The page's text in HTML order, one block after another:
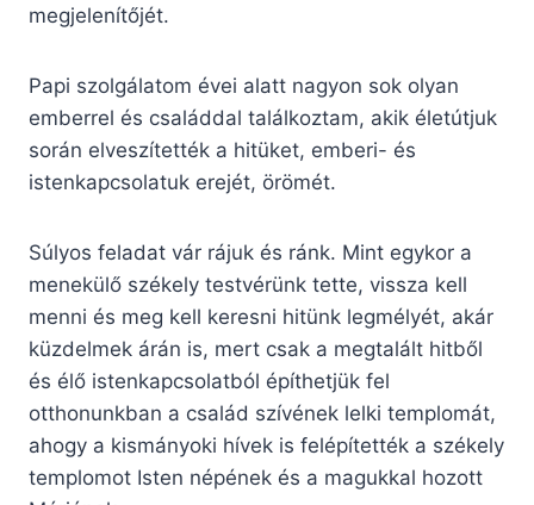
megjelenítőjét.
Papi szolgálatom évei alatt nagyon sok olyan
emberrel és családdal találkoztam, akik életútjuk
során elveszítették a hitüket, emberi- és
istenkapcsolatuk erejét, örömét.
Súlyos feladat vár rájuk és ránk. Mint egykor a
menekülő székely testvérünk tette, vissza kell
menni és meg kell keresni hitünk legmélyét, akár
küzdelmek árán is, mert csak a megtalált hitből
és élő istenkapcsolatból építhetjük fel
otthonunkban a család szívének lelki templomát,
ahogy a kismányoki hívek is felépítették a székely
templomot Isten népének és a magukkal hozott